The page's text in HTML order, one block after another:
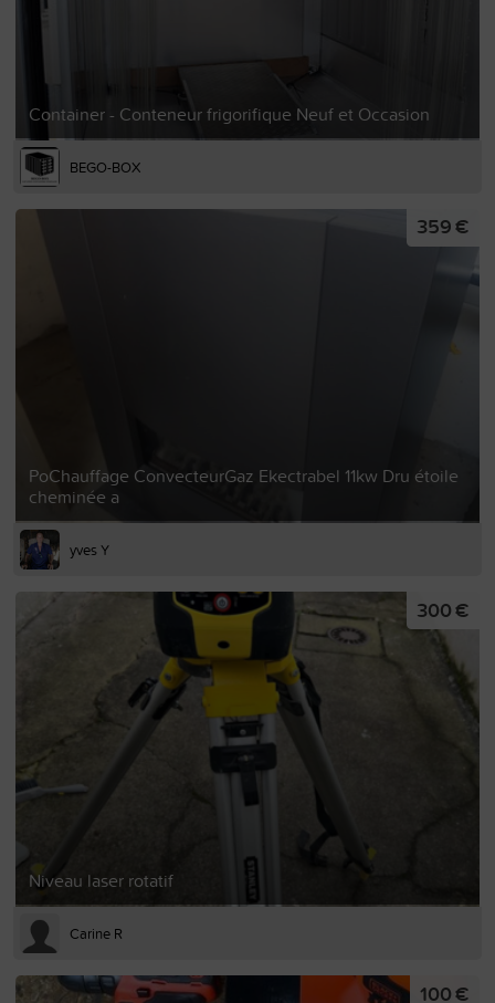
Container - Conteneur frigorifique Neuf et Occasion
BEGO-BOX
PoChauffage ConvecteurGaz Ekectrabel 11kw Dru étoile
cheminée a
359 €
yves Y
Niveau laser rotatif
300 €
Carine R
100 €